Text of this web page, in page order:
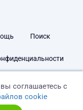
Поиск
соглашаетесь с
cookie